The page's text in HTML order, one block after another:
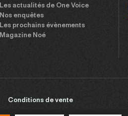
Les actualités de One Voice
Nos enquêtes
Les prochains évènements
Magazine Noé
Conditions de vente